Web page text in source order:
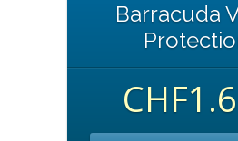
Barracuda